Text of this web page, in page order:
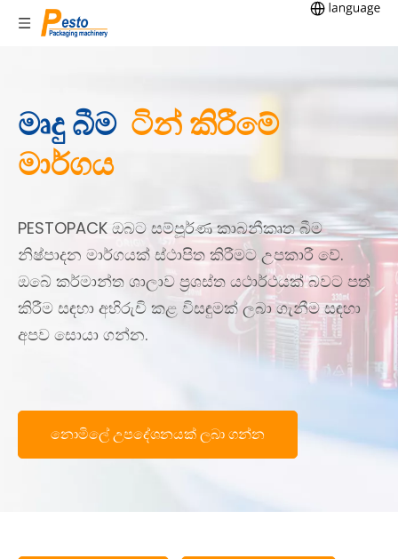
මෘදු බීම ටින් කිරීමේ
මාර්ගය
PESTOPACK ඔබට සම්පූර්ණ කාබනීකෘත බීම
නිෂ්පාදන මාර්ගයක් ස්ථාපිත කිරීමට උපකාරී වේ.
ඔබේ කර්මාන්ත ශාලාව ප්‍රශස්ත යථාර්ථයක් බවට පත්
කිරීම සඳහා අභිරුචි කළ විසඳුමක් ලබා ගැනීම සඳහා
අපව සොයා ගන්න.
නොමිලේ උපදේශනයක් ලබා ගන්න